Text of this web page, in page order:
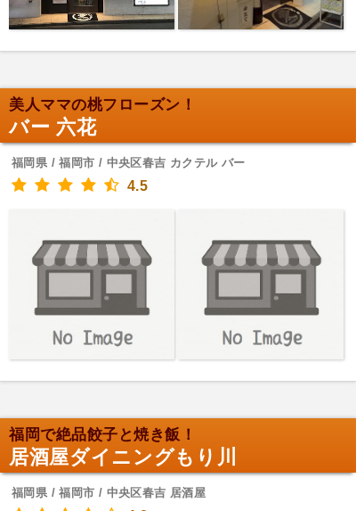
美人ママの桃フローズン！
バー 六花
福岡県 / 福岡市 / 中央区春吉 カクテル バー
4.5
福岡で絶品餃子と焼き飯！
居酒屋ダイニングもり川
福岡県 / 福岡市 / 中央区春吉 居酒屋